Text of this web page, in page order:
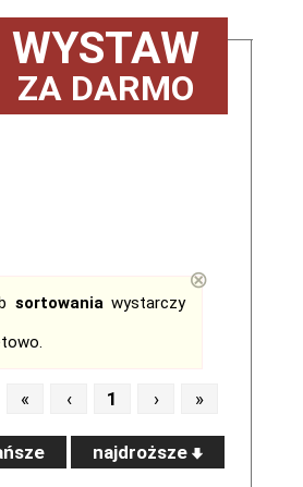
WYSTAW
ZA DARMO
sortowaniawystarczy
⊗
« ‹ 1 › »
najdroższe